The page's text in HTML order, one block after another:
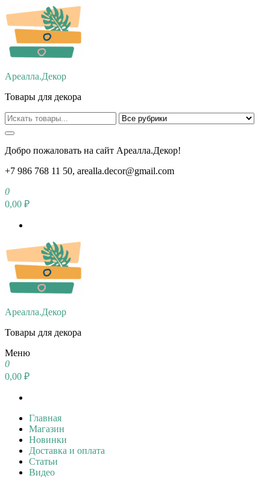
Перейти
к
содержимому
Ареалла.Декор
Товары для декора
Добро пожаловать на сайт Ареалла.Декор!
+7 986 768 11 50, arealla.decor@gmail.com
0
0,00 ₽
Ареалла.Декор
Товары для декора
Меню
0
0,00 ₽
Главная
Магазин
Новинки
Доставка и оплата
Статьи
Видео